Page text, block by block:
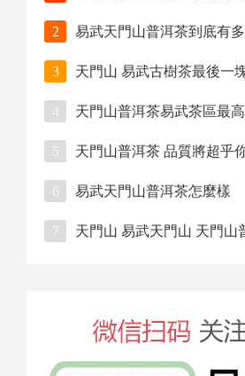
2 易武天門山普洱茶到底有
3 天門山 易武古樹茶最後一
4 天門山普洱茶易武茶區最
5 天門山普洱茶 品質將超乎
6 易武天門山普洱茶怎麼樣
7 天門山 易武天門山 天門山